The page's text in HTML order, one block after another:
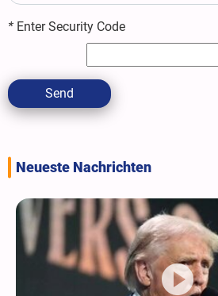
* Enter Security Code
Send
Neueste Nachrichten